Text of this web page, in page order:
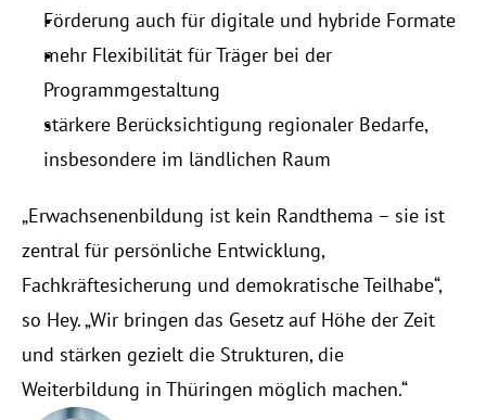
Förderung auch für digitale und hybride Formate
mehr Flexibilität für Träger bei der
Programmgestaltung
stärkere Berücksichtigung regionaler Bedarfe,
insbesondere im ländlichen Raum
„Erwachsenenbildung ist kein Randthema – sie ist
zentral für persönliche Entwicklung,
Fachkräftesicherung und demokratische Teilhabe“,
so Hey. „Wir bringen das Gesetz auf Höhe der Zeit
und stärken gezielt die Strukturen, die
Weiterbildung in Thüringen möglich machen.“